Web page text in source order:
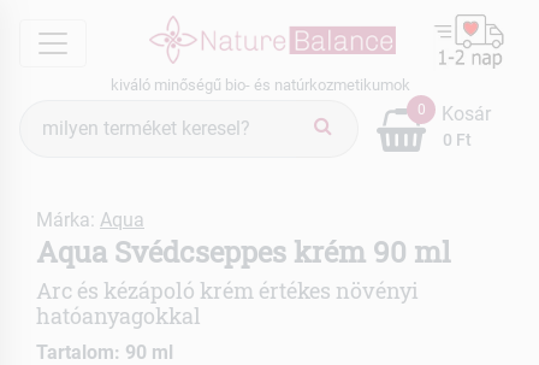
menu
kiváló minőségű bio- és natúrkozmetikumok
keresés
0
0 Ft
Kosár
Márka: Aqua
Aqua Svédcseppes krém 90 ml
Arc és kézápoló krém értékes növényi
hatóanyagokkal
Tartalom: 90 ml